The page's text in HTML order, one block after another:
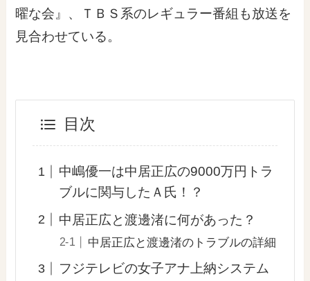
曜な会』、ＴＢＳ系のレギュラー番組も放送を
見合わせている。
目次
中嶋優一は中居正広の9000万円トラ
ブルに関与したＡ氏！？
中居正広と渡邊渚に何があった？
中居正広と渡邊渚のトラブルの詳細
フジテレビの女子アナ上納システム